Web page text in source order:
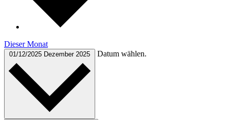
Dieser Monat
01/12/2025 Dezember 2025 Datum wählen.